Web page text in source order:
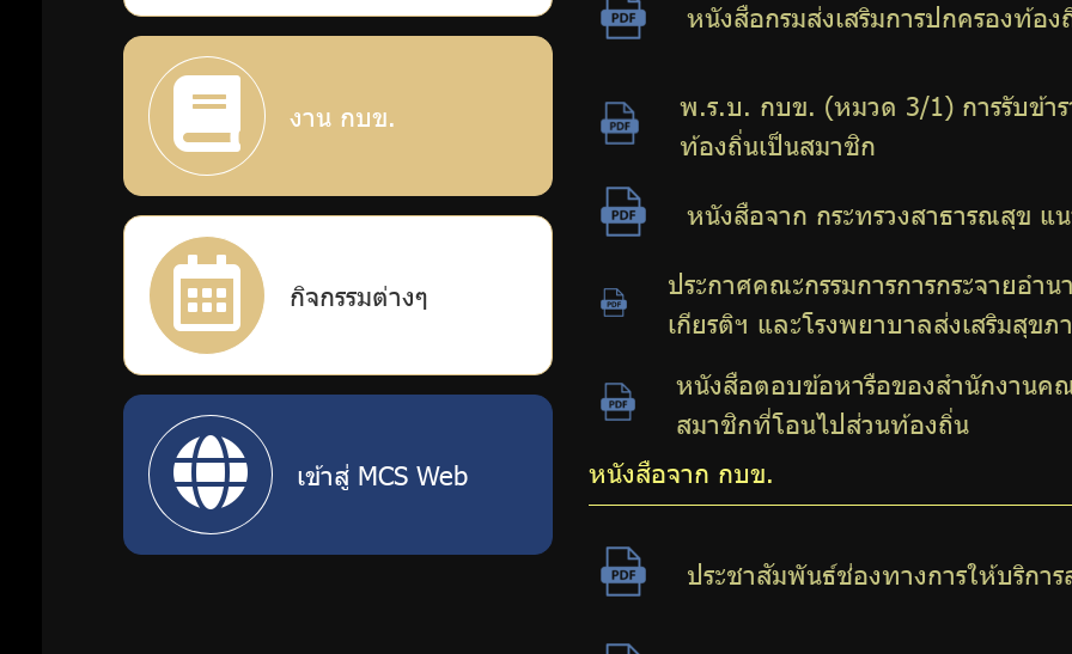
งาน กบข.
กิจกรรมต่างๆ
เข้าสู่ MCS Web
หนังสือกรมส่งเสริมการปกครองท้อ
พ.ร.บ. กบข. (หมวด 3/1) การรับข้าร
ท้องถิ่นเป็นสมาชิก
หนังสือจาก กระทรวงสาธารณสุข แ
ประกาศคณะกรรมการการกระจายอำ
เกียรติฯ และโรงพยาบาลส่งเสริมสุข
หนังสือตอบข้อหารือของสำนักงานค
สมาชิกที่โอนไปส่วนท้องถิ่น
หนังสือจาก กบข.
ประชาสัมพันธ์ช่องทางการให้บริกา